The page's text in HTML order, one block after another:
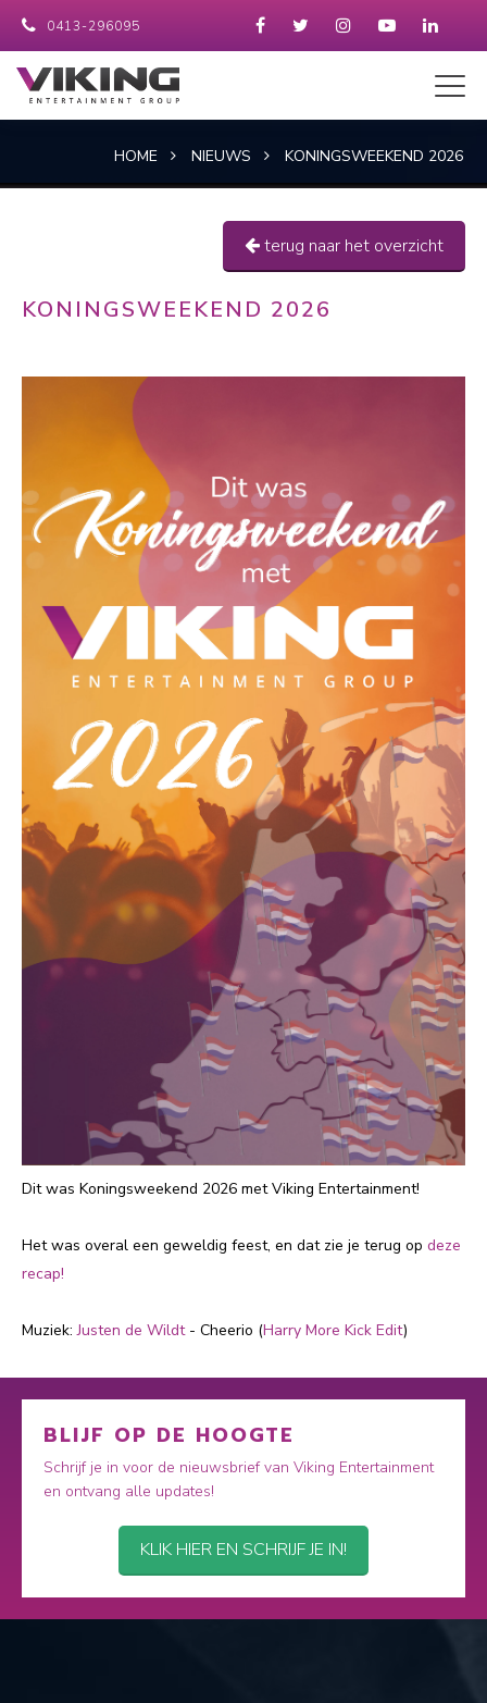
0413-296095
HOME NIEUWS KONINGSWEEKEND 2026
terug naar het overzicht
KONINGSWEEKEND 2026
Dit was Koningsweekend 2026 met Viking Entertainment!
Het was overal een geweldig feest, en dat zie je terug op deze
recap!
Muziek:Justen de Wildt- Cheerio (Harry More Kick Edit)
BLIJF OP DE HOOGTE
Schrijf je in voor de nieuwsbrief van Viking Entertainment
en ontvang alle updates!
KLIK HIER EN SCHRIJF JE IN!